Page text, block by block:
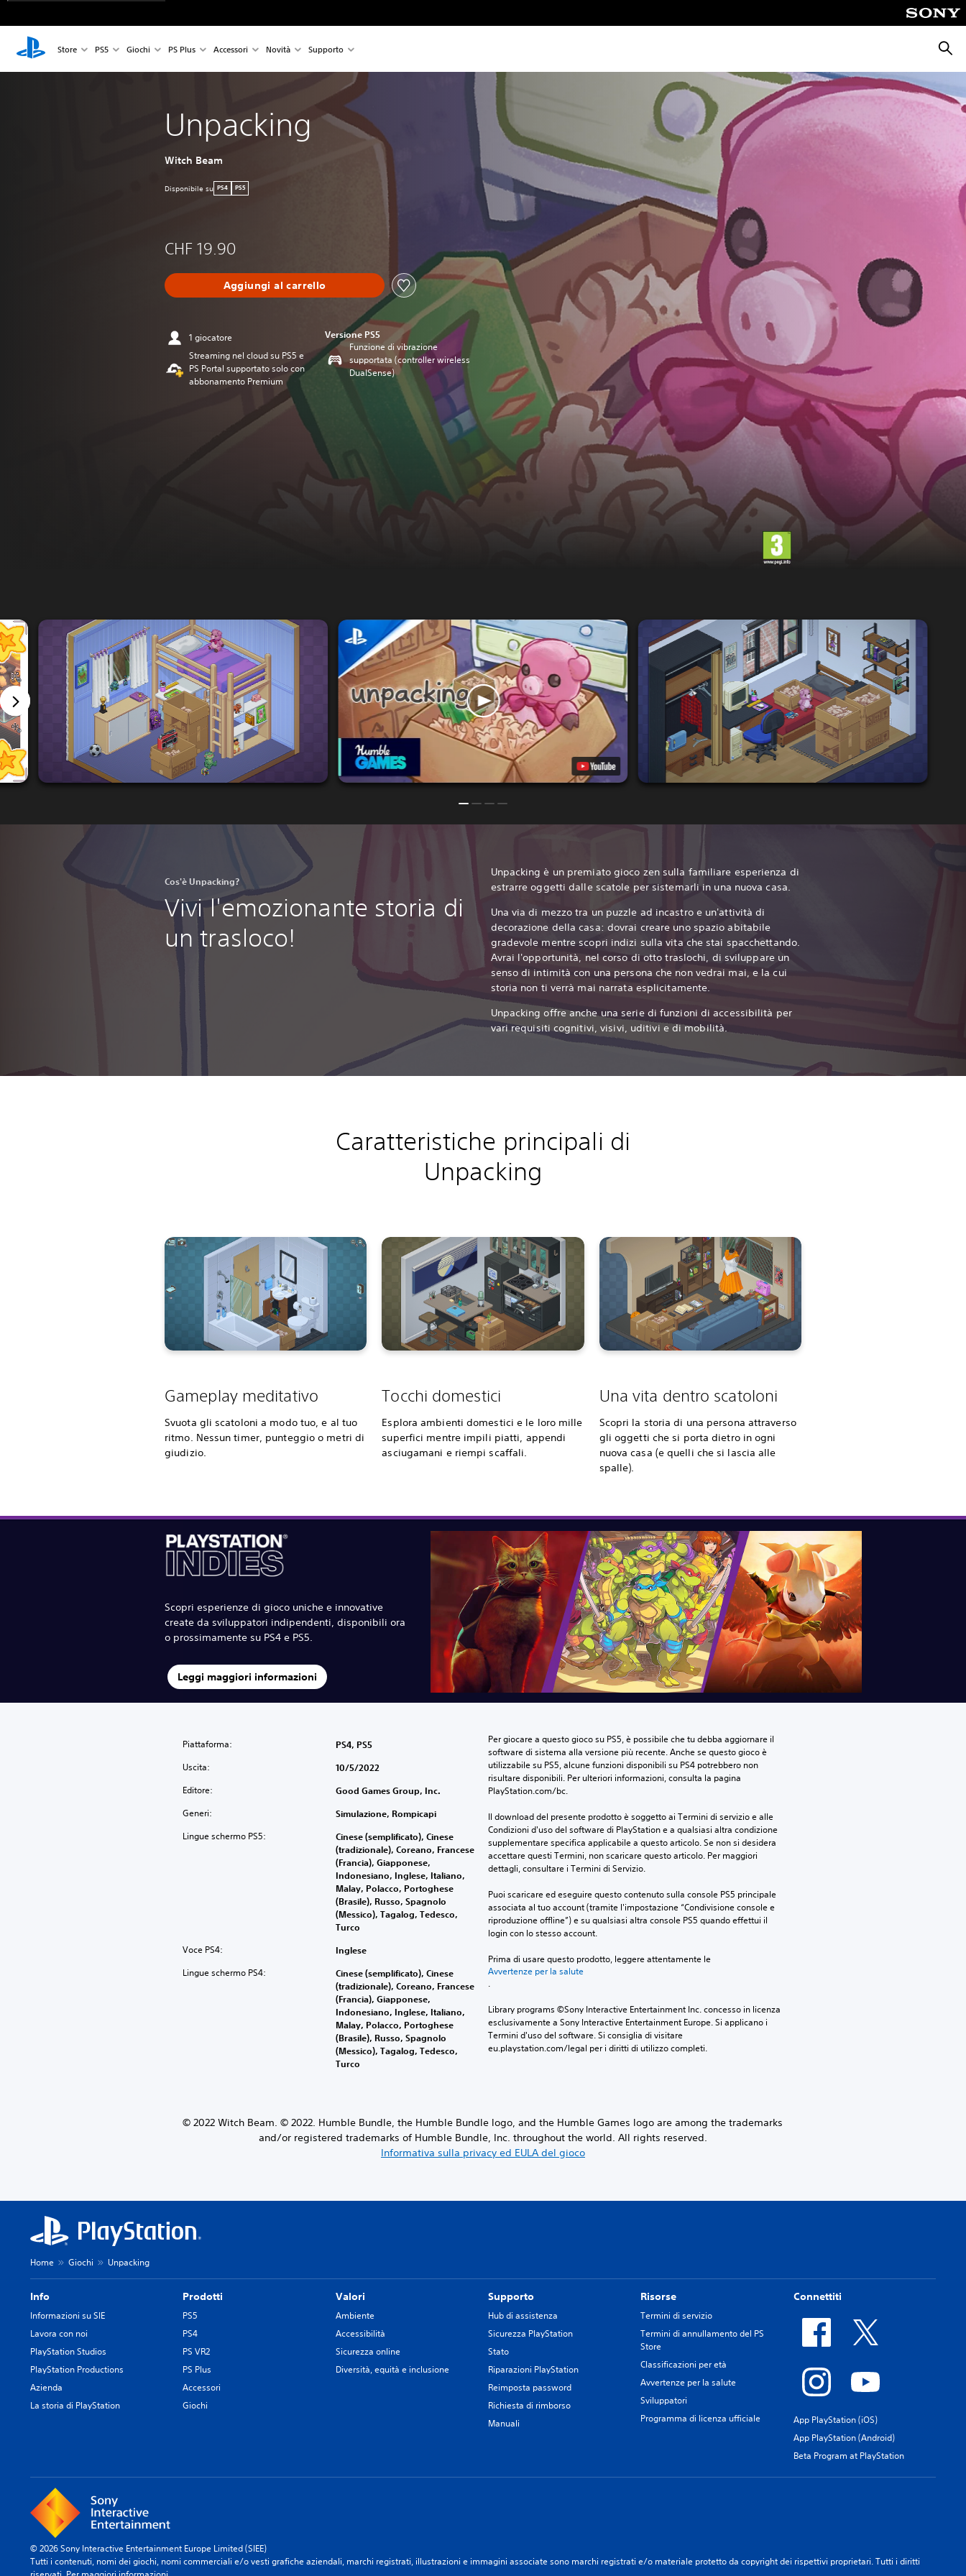
Store PS5 Giochi PS Plus Accessori Novità Supporto
Unpacking
Witch Beam
Disponibile su PS4 PS5
CHF 19.90
Aggiungi al carrello
1 giocatore
Streaming nel cloud su PS5 e
PS Portal supportato solo con
abbonamento Premium
Versione PS5
Funzione di vibrazione
supportata (controller wireless
DualSense)
Cos'è Unpacking?
Vivi l'emozionante storia di
un trasloco!
Unpacking è un premiato gioco zen sulla familiare esperienza di
estrarre oggetti dalle scatole per sistemarli in una nuova casa.
Una via di mezzo tra un puzzle ad incastro e un'attività di
decorazione della casa: dovrai creare uno spazio abitabile
gradevole mentre scopri indizi sulla vita che stai spacchettando.
Avrai l'opportunità, nel corso di otto traslochi, di sviluppare un
senso di intimità con una persona che non vedrai mai, e la cui
storia non ti verrà mai narrata esplicitamente.
Unpacking offre anche una serie di funzioni di accessibilità per
vari requisiti cognitivi, visivi, uditivi e di mobilità.
Caratteristiche principali di
Unpacking
Gameplay meditativo
Svuota gli scatoloni a modo tuo, e al tuo
ritmo. Nessun timer, punteggio o metri di
giudizio.
Tocchi domestici
Esplora ambienti domestici e le loro mille
superfici mentre impili piatti, appendi
asciugamani e riempi scaffali.
Una vita dentro scatoloni
Scopri la storia di una persona attraverso
gli oggetti che si porta dietro in ogni
nuova casa (e quelli che si lascia alle
spalle).
Scopri esperienze di gioco uniche e innovative
create da sviluppatori indipendenti, disponibili ora
o prossimamente su PS4 e PS5.
Leggi maggiori informazioni
Piattaforma: PS4, PS5
Uscita: 10/5/2022
Editore: Good Games Group, Inc.
Generi: Simulazione, Rompicapi
Lingue schermo PS5:
Cinese (semplificato), Cinese
(tradizionale), Coreano, Francese
(Francia), Giapponese,
Indonesiano, Inglese, Italiano,
Malay, Polacco, Portoghese
(Brasile), Russo, Spagnolo
(Messico), Tagalog, Tedesco,
Turco
Voce PS4: Inglese
Lingue schermo PS4:
Cinese (semplificato), Cinese
(tradizionale), Coreano, Francese
(Francia), Giapponese,
Indonesiano, Inglese, Italiano,
Malay, Polacco, Portoghese
(Brasile), Russo, Spagnolo
(Messico), Tagalog, Tedesco,
Turco
Per giocare a questo gioco su PS5, è possibile che tu debba aggiornare il
software di sistema alla versione più recente. Anche se questo gioco è
utilizzabile su PS5, alcune funzioni disponibili su PS4 potrebbero non
risultare disponibili. Per ulteriori informazioni, consulta la pagina
PlayStation.com/bc.
Il download del presente prodotto è soggetto ai Termini di servizio e alle
Condizioni d'uso del software di PlayStation e a qualsiasi altra condizione
supplementare specifica applicabile a questo articolo. Se non si desidera
accettare questi Termini, non scaricare questo articolo. Per maggiori
dettagli, consultare i Termini di Servizio.
Puoi scaricare ed eseguire questo contenuto sulla console PS5 principale
associata al tuo account (tramite l'impostazione “Condivisione console e
riproduzione offline”) e su qualsiasi altra console PS5 quando effettui il
login con lo stesso account.
Prima di usare questo prodotto, leggere attentamente le
Avvertenze per la salute
.
Library programs ©Sony Interactive Entertainment Inc. concesso in licenza
esclusivamente a Sony Interactive Entertainment Europe. Si applicano i
Termini d'uso del software. Si consiglia di visitare
eu.playstation.com/legal per i diritti di utilizzo completi.
© 2022 Witch Beam. © 2022. Humble Bundle, the Humble Bundle logo, and the Humble Games logo are among the trademarks
and/or registered trademarks of Humble Bundle, Inc. throughout the world. All rights reserved.
Informativa sulla privacy ed EULA del gioco
Home Giochi Unpacking
Info
Informazioni su SIE
Lavora con noi
PlayStation Studios
PlayStation Productions
Azienda
La storia di PlayStation
Prodotti
PS5
PS4
PS VR2
PS Plus
Accessori
Giochi
Valori
Ambiente
Accessibilità
Sicurezza online
Diversità, equità e inclusione
Supporto
Hub di assistenza
Sicurezza PlayStation
Stato
Riparazioni PlayStation
Reimposta password
Richiesta di rimborso
Manuali
Risorse
Termini di servizio
Termini di annullamento del PS
Store
Classificazioni per età
Avvertenze per la salute
Sviluppatori
Programma di licenza ufficiale
Connettiti
App PlayStation (iOS)
App PlayStation (Android)
Beta Program at PlayStation
© 2026 Sony Interactive Entertainment Europe Limited (SIEE)
Tutti i contenuti, nomi dei giochi, nomi commerciali e/o vesti grafiche aziendali, marchi registrati, illustrazioni e immagini associate sono marchi registrati e/o materiale protetto da copyright dei rispettivi proprietari. Tutti i diritti